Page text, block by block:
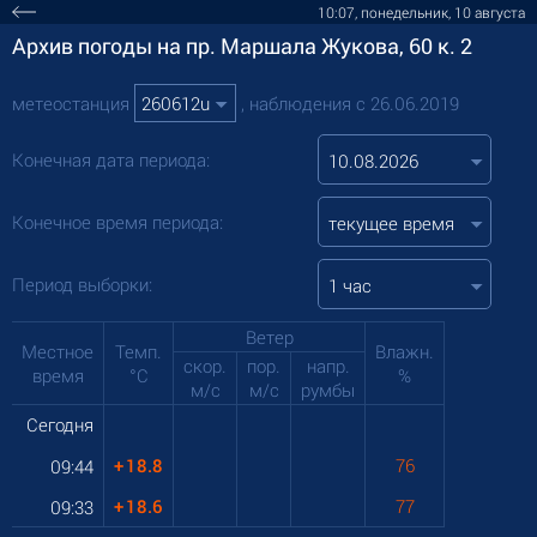
10:07, понедельник, 10 августа
Архив погоды на пр. Маршала Жукова, 60 к. 2
метеостанция , наблюдения с 26.06.2019
Конечная дата периода:
Конечное время периода: текущее время
Период выборки: 1 час
Местное
время
Темп.
°C
Ветер
Влажн.
%
скор.
м/с
пор.
м/с
напр.
румбы
Сегодня
09:44
+18.8
76
09:33
+18.6 77